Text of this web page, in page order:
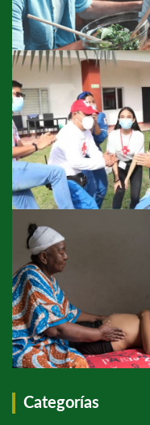
Categorías